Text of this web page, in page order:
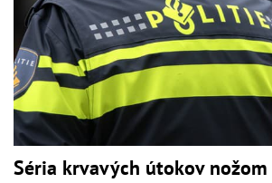
Séria krvavých útokov nožom